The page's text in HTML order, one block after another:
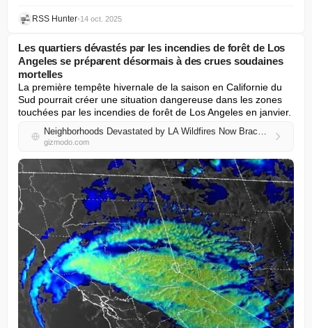
RSS Hunter•14 oct. 2025
Les quartiers dévastés par les incendies de forêt de Los
Angeles se préparent désormais à des crues soudaines
mortelles
La première tempête hivernale de la saison en Californie du
Sud pourrait créer une situation dangereuse dans les zones
touchées par les incendies de forêt de Los Angeles en janvier.
Neighborhoods Devastated by LA Wildfires Now Brace for Deadly Flash Floods
gizmodo.com